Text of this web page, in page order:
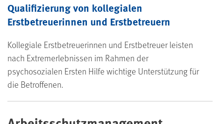
Qualifizierung von kollegialen
Erstbetreuerinnen und Erstbetreuern
Kollegiale Erstbetreuerinnen und Erstbetreuer leisten
nach Extremerlebnissen im Rahmen der
psychosozialen Ersten Hilfe wichtige Unterstützung für
die Betroffenen.